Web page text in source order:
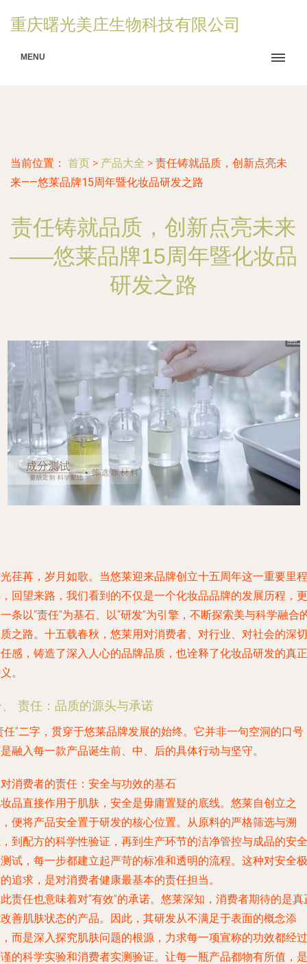
重庆曙光美庄生物科技有限公司
MENU
当前位置： 首页 > 产品大全 > 责任铸就品质，创新点亮未
来——悠莱品牌15周年暨化妆品研发之路
责任铸就品质，创新点亮未来
——悠莱品牌15周年暨化妆品
研发之路
荏苒，岁月如歌。当悠莱迎来品牌创立十五周年这一重要里程
回望来路，我们看到的不仅是一个化妆品品牌的发展历程，更
条以“责任”为基石、以“研发”为引擎，不断探索美与科学融合
之路。十五载春秋，悠莱用对消费者、对行业、对社会的深切
感，铸造了深入人心的品牌品质，也诠释了化妆品研发的真正
。
责任：品质的源头与承诺
任”二字，贯穿于悠莱品牌发展的始终。它并非一句空洞的口号
融入每一款产品诞生前、中、后的具体行动与坚守。
对消费者的责任：安全与功效的基石
品直接作用于肌肤，安全是毋庸置疑的底线。悠莱自创立之
便将产品安全置于研发的核心位置。从原料的严格筛选与溯
到配方的科学性验证，再到生产环节的洁净管控与成品的安全
试，每一步都建立起严苛的标准和透明的流程。这种对安全极
追求，是对消费者健康最基本的责任担当。
责任也意味着对“有效”的承诺。悠莱深知，消费者期待的是真
善肌肤状态的产品。因此，其研发从不满足于表面的概念添
而是深入探究肌肤问题的根源，力求每一项宣称的功效都经过
的科学实验和消费者实测验证。让每一瓶产品都物有所值，是